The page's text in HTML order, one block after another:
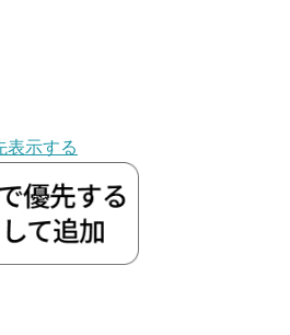
表示する